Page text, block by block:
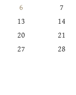
6
7
13
14
20
21
27
28